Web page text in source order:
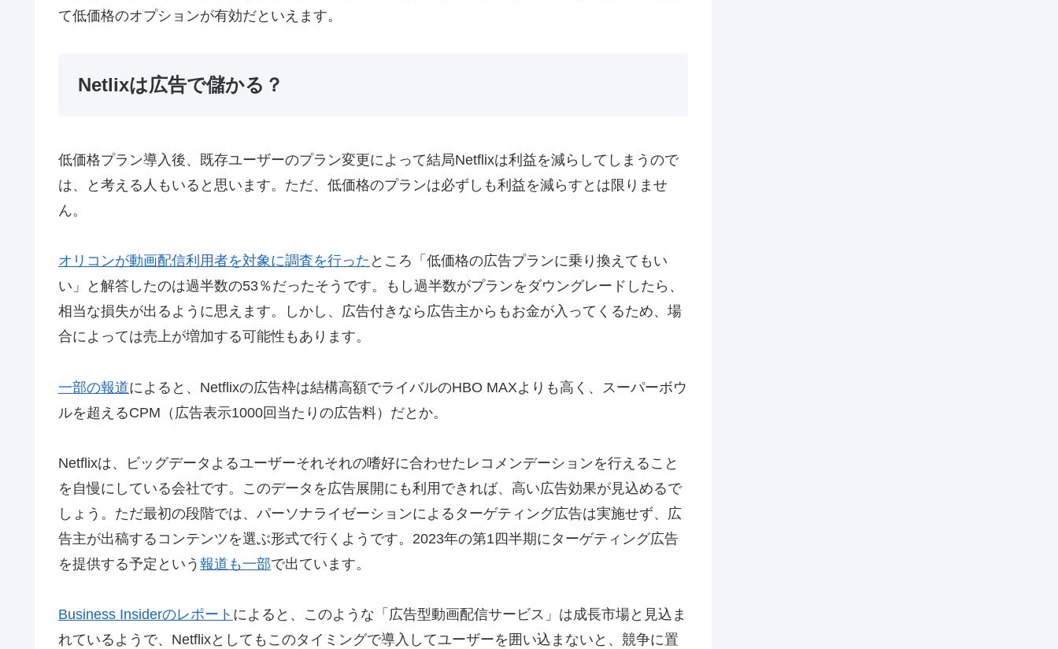
て低価格のオプションが有効だといえます。
Netlixは広告で儲かる？
低価格プラン導入後、既存ユーザーのプラン変更によって結局Netflixは利益を減らしてしまうので
は、と考える人もいると思います。ただ、低価格のプランは必ずしも利益を減らすとは限りませ
ん。
オリコンが動画配信利用者を対象に調査を行った ところ「低価格の広告プランに乗り換えてもい
い」と解答したのは過半数の53％だったそうです。もし過半数がプランをダウングレードしたら、
相当な損失が出るように思えます。しかし、広告付きなら広告主からもお金が入ってくるため、場
合によっては売上が増加する可能性もあります。
一部の報道によると、Netflixの広告枠は結構高額でライバルのHBO MAXよりも高く、スーパーボウ
ルを超えるCPM（広告表示1000回当たりの広告料）だとか。
Netflixは、ビッグデータよるユーザーそれそれの嗜好に合わせたレコメンデーションを行えること
を自慢にしている会社です。このデータを広告展開にも利用できれば、高い広告効果が見込めるで
しょう。ただ最初の段階では、パーソナライゼーションによるターゲティング広告は実施せず、広
告主が出稿するコンテンツを選ぶ形式で行くようです。2023年の第1四半期にターゲティング広告
を提供する予定という 報道も一部で出ています。
Business Insiderのレポート によると、このような「広告型動画配信サービス」は成長市場と見込ま
れているようで、Netflixとしてもこのタイミングで導入してユーザーを囲い込まないと、競争に置